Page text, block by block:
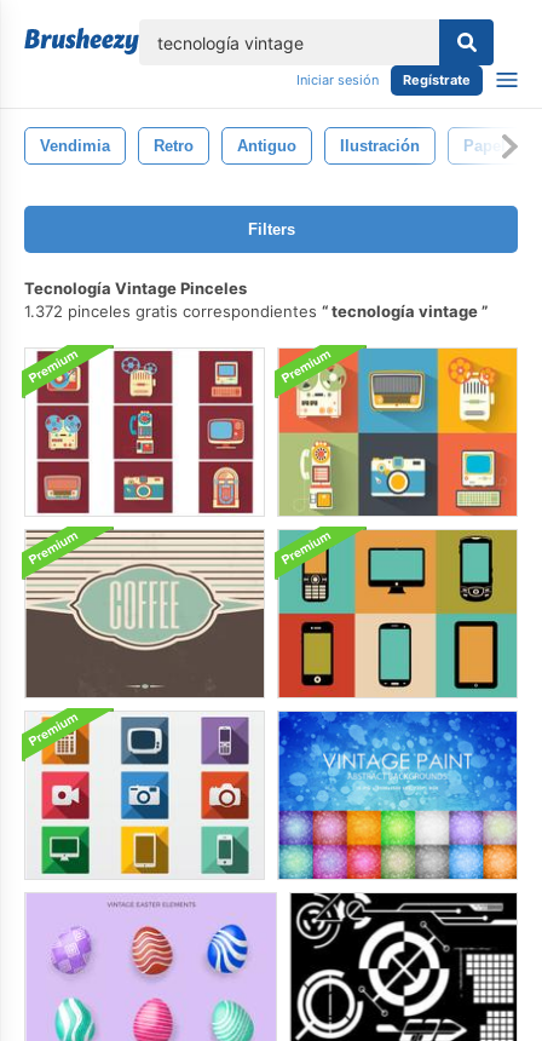
Iniciar sesión Regístrate
Vendimia Retro Antiguo Ilustración Papel
Filters
Tecnología Vintage Pinceles
1.372 pinceles gratis correspondientes
tecnología vintage